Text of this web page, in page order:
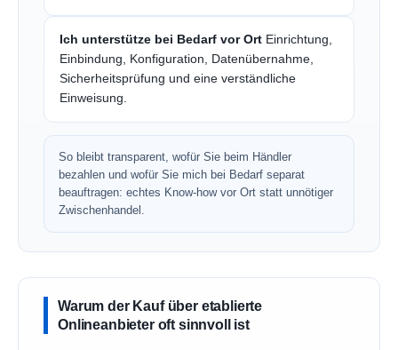
Ich unterstütze bei Bedarf vor Ort Einrichtung,
Einbindung, Konfiguration, Datenübernahme,
Sicherheitsprüfung und eine verständliche
Einweisung.
So bleibt transparent, wofür Sie beim Händler
bezahlen und wofür Sie mich bei Bedarf separat
beauftragen: echtes Know-how vor Ort statt unnötiger
Zwischenhandel.
Warum der Kauf über etablierte
Onlineanbieter oft sinnvoll ist